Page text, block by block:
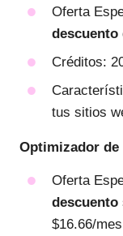
Oferta
descuento
Créditos:
tus sitios
Optimizador de
Oferta
descuento
$16.66/mes